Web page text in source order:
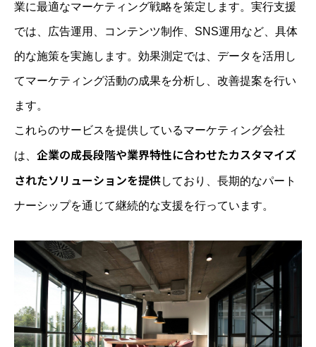
業に最適なマーケティング戦略を策定します。実行支援
では、広告運用、コンテンツ制作、SNS運用など、具体
的な施策を実施します。効果測定では、データを活用し
てマーケティング活動の成果を分析し、改善提案を行い
ます。
これらのサービスを提供しているマーケティング会社
は、 企業の成長段階や業界特性に合わせたカスタマイズ
されたソリューションを提供しており、長期的なパート
ナーシップを通じて継続的な支援を行っています。